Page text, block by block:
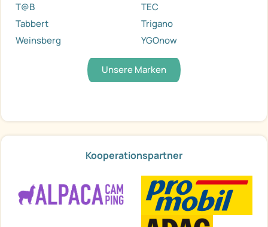
T@B
TEC
Tabbert
Trigano
Weinsberg
YGOnow
Unsere Marken
Kooperationspartner